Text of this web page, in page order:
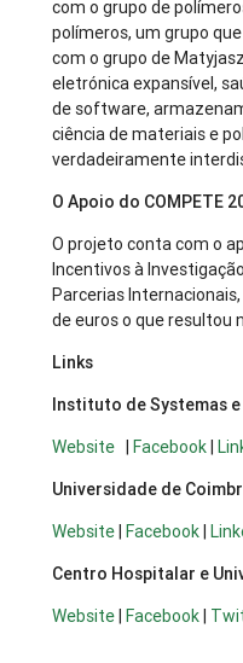
com o grupo de
polímeros, um grupo
com o grupo de
eletrónica expansível,
de software,
ciência de materiais e
verdadeiramente
O Apoio do COMPETE
O projeto conta com o
Incentivos à
Parcerias
de euros o que resultou
Links
Instituto de Systemas
Website
Facebook
Universidade de
Website
Facebook
Centro Hospitalar e
Website
Facebook